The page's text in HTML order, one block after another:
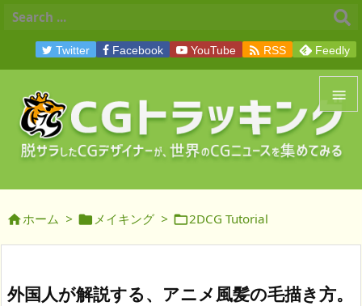


メニュ
前へ
次へ
Twitter Facebook YouTube  RSS Feedly
ホーム >  メイキング > 2DCG Tutorial
外国人が解説する、アニメ風髪の毛描き方。